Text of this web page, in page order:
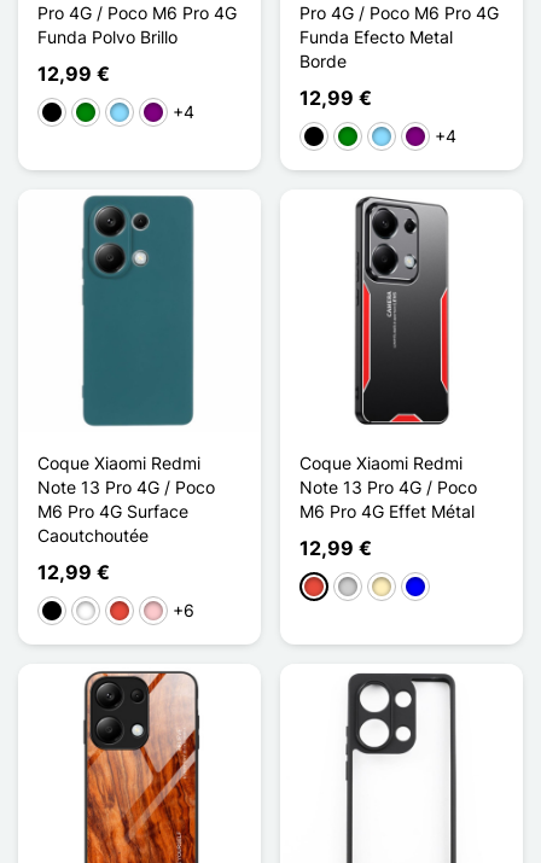
Pro 4G / Poco M6 Pro 4G
Funda Polvo Brillo
12,99 €
NegroVerdeAzul claro
Púrpura
+4
Pro 4G / Poco M6 Pro 4G
Funda Efecto Metal
Borde
12,99 €
NegroVerdeAzul claro
Púrpura
+4
Coque Xiaomi Redmi
Note 13 Pro 4G / Poco
M6 Pro 4G Surface
Caoutchoutée
12,99 €
NegroBlancoRojoRosa+6
Coque Xiaomi Redmi
Note 13 Pro 4G / Poco
M6 Pro 4G Effet Métal
12,99 €
RojoPlataOro Azul